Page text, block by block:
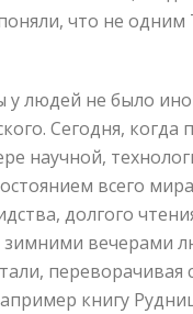
что не
у людей не было
Сегодня, когда
научной,
всего
долгого
вечерами
переворачивая
книгу